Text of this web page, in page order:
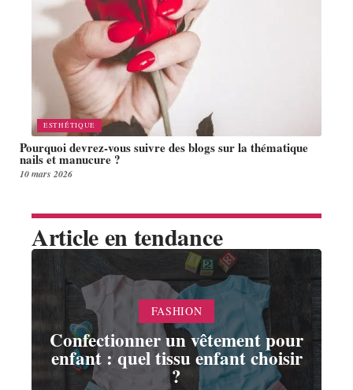
ESTHÉTIQUE
Pourquoi devrez-vous suivre des blogs sur la thématique
nails et manucure ?
10 mars 2026
Article en tendance
FASHION
Confectionner un vêtement pour
enfant : quel tissu enfant choisir
?